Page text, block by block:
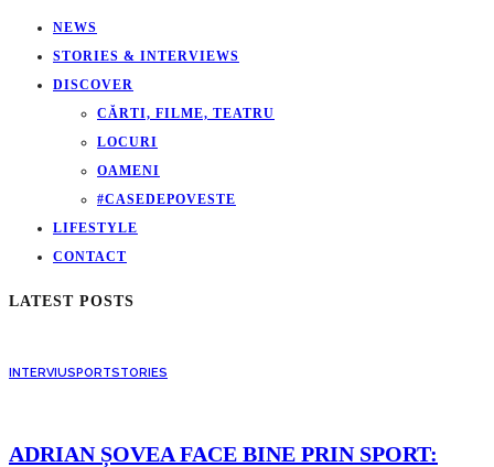
NEWS
STORIES & INTERVIEWS
DISCOVER
CĂRTI, FILME, TEATRU
LOCURI
OAMENI
#CASEDEPOVESTE
LIFESTYLE
CONTACT
LATEST POSTS
INTERVIUSPORTSTORIES
ADRIAN ȘOVEA FACE BINE PRIN SPORT: